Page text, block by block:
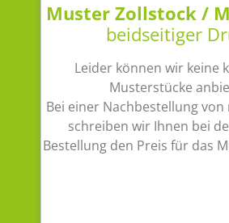
Muster Zollstock /
beidseitiger
Leider können wir keine
Musterstücke
Bei einer Nachbestellung von
schreiben wir Ihnen bei
Bestellung den Preis für das